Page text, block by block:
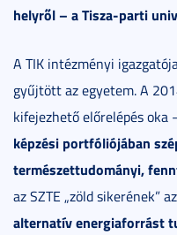
helyről – a Tisza-parti
A TIK intézményi
gyűjtött az egyetem. A
kifejezhető előrelépés oka
képzési portfóliójában
természettudományi,
az SZTE „zöld sikerének”
alternatív energiaforrást